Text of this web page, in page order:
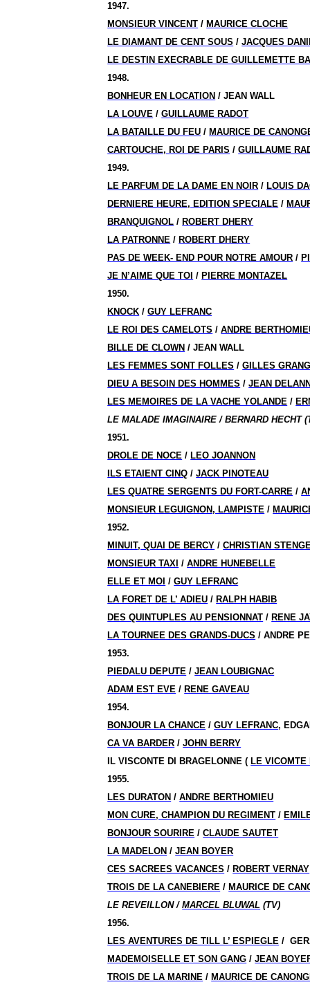
1947.
MONSIEUR VINCENT / MAURICE CLOCHE
LE DIAMANT DE CENT SOUS /JACQUES
LE DESTIN EXECRABLE DE GUILLEMETTE
1948.
BONHEUR EN LOCATION / JEAN WALL
LA LOUVE /GUILLAUME RADOT
LA BATAILLE DU FEU / MAURICE DE
CARTOUCHE, ROI DE PARIS /GUILLAUME
1949.
LE PARFUM DE LA DAME EN NOIR / LOUIS
DERNIERE HEURE, EDITION SPECIALE /
BRANQUIGNOL / ROBERT DHERY
LA PATRONNE / ROBERT DHERY
PAS DE WEEK- END POUR NOTRE AMOUR /
JE N’AIME QUE TOI / PIERRE MONTAZEL
1950.
KNOCK /GUY LEFRANC
LE ROI DES CAMELOTS /ANDRE
BILLE DE CLOWN / JEAN WALL
LES FEMMES SONT FOLLES /GILLES
DIEU A BESOIN DES HOMMES /JEAN
LES MEMOIRES DE LA VACHE YOLANDE /
LE MALADE IMAGINAIRE / BERNARD HECHT
1951.
DROLE DE NOCE / LEO JOANNON
ILS ETAIENT CINQ /JACK PINOTEAU
LES QUATRE SERGENTS DU FORT-CARRE /
MONSIEUR LEGUIGNON, LAMPISTE /
1952.
MINUIT, QUAI DE BERCY /CHRISTIAN
MONSIEUR TAXI /ANDRE HUNEBELLE
ELLE ET MOI /GUY LEFRANC
LA FORET DE L’ ADIEU / RALPH HABIB
DES QUINTUPLES AU PENSIONNAT / RENE
LA TOURNEE DES GRANDS-DUCS / ANDRE
1953.
PIEDALU DEPUTE /JEAN LOUBIGNAC
ADAM EST EVE / RENE GAVEAU
1954.
BONJOUR LA CHANCE /GUY LEFRANC,
CA VA BARDER /JOHN BERRY
IL VISCONTE DI BRAGELONNE ( LE VICOMTE
1955.
LES DURATON /ANDRE BERTHOMIEU
MON CURE, CHAMPION DU REGIMENT /
BONJOUR SOURIRE /CLAUDE SAUTET
LA MADELON /JEAN BOYER
CES SACREES VACANCES / ROBERT VERNAY
TROIS DE LA CANEBIERE / MAURICE DE
LE REVEILLON /MARCEL BLUWAL (TV)
1956.
LES AVENTURES DE TILL L’ ESPIEGLE /
MADEMOISELLE ET SON GANG /JEAN
TROIS DE LA MARINE / MAURICE DE